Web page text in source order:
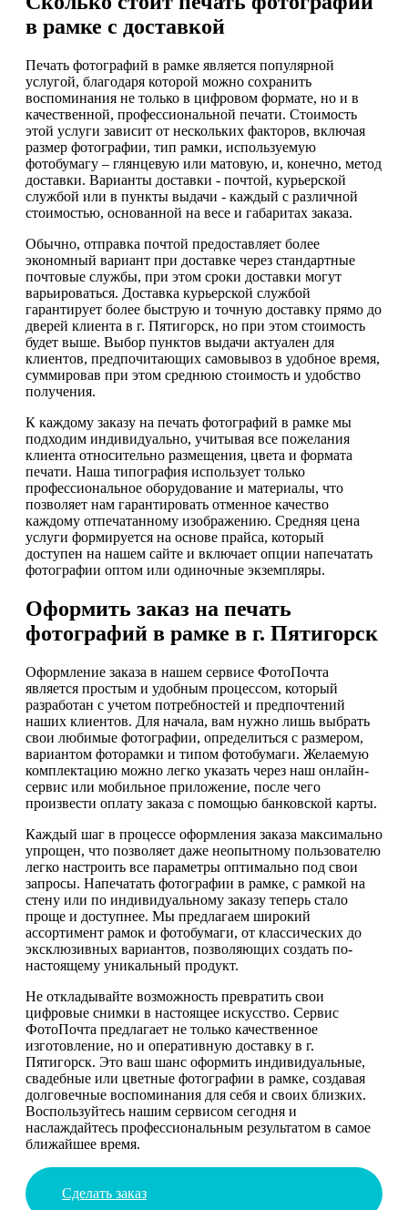
в рамке с доставкой
Печать фотографий в рамке является популярной
услугой, благодаря которой можно сохранить
воспоминания не только в цифровом формате, но и в
качественной, профессиональной печати. Стоимость
этой услуги зависит от нескольких факторов, включая
размер фотографии, тип рамки, используемую
фотобумагу – глянцевую или матовую, и, конечно, метод
доставки. Варианты доставки - почтой, курьерской
службой или в пункты выдачи - каждый с различной
стоимостью, основанной на весе и габаритах заказа.
Обычно, отправка почтой предоставляет более
экономный вариант при доставке через стандартные
почтовые службы, при этом сроки доставки могут
варьироваться. Доставка курьерской службой
гарантирует более быструю и точную доставку прямо до
дверей клиента в г. Пятигорск, но при этом стоимость
будет выше. Выбор пунктов выдачи актуален для
клиентов, предпочитающих самовывоз в удобное время,
суммировав при этом среднюю стоимость и удобство
получения.
К каждому заказу на печать фотографий в рамке мы
подходим индивидуально, учитывая все пожелания
клиента относительно размещения, цвета и формата
печати. Наша типография использует только
профессиональное оборудование и материалы, что
позволяет нам гарантировать отменное качество
каждому отпечатанному изображению. Средняя цена
услуги формируется на основе прайса, который
доступен на нашем сайте и включает опции напечатать
фотографии оптом или одиночные экземпляры.
Оформить заказ на печать
фотографий в рамке в г. Пятигорск
Оформление заказа в нашем сервисе ФотоПочта
является простым и удобным процессом, который
разработан с учетом потребностей и предпочтений
наших клиентов. Для начала, вам нужно лишь выбрать
свои любимые фотографии, определиться с размером,
вариантом фоторамки и типом фотобумаги. Желаемую
комплектацию можно легко указать через наш онлайн-
сервис или мобильное приложение, после чего
произвести оплату заказа с помощью банковской карты.
Каждый шаг в процессе оформления заказа максимально
упрощен, что позволяет даже неопытному пользователю
легко настроить все параметры оптимально под свои
запросы. Напечатать фотографии в рамке, с рамкой на
стену или по индивидуальному заказу теперь стало
проще и доступнее. Мы предлагаем широкий
ассортимент рамок и фотобумаги, от классических до
эксклюзивных вариантов, позволяющих создать по-
настоящему уникальный продукт.
Не откладывайте возможность превратить свои
цифровые снимки в настоящее искусство. Сервис
ФотоПочта предлагает не только качественное
изготовление, но и оперативную доставку в г.
Пятигорск. Это ваш шанс оформить индивидуальные,
свадебные или цветные фотографии в рамке, создавая
долговечные воспоминания для себя и своих близких.
Воспользуйтесь нашим сервисом сегодня и
наслаждайтесь профессиональным результатом в самое
ближайшее время.
Сделать заказ